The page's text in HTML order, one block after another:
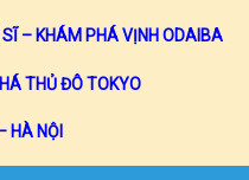
SĨ – KHÁM PHÁ VỊNH ODAIBA
THỦ ĐÔ TOKYO
HÀ NỘI